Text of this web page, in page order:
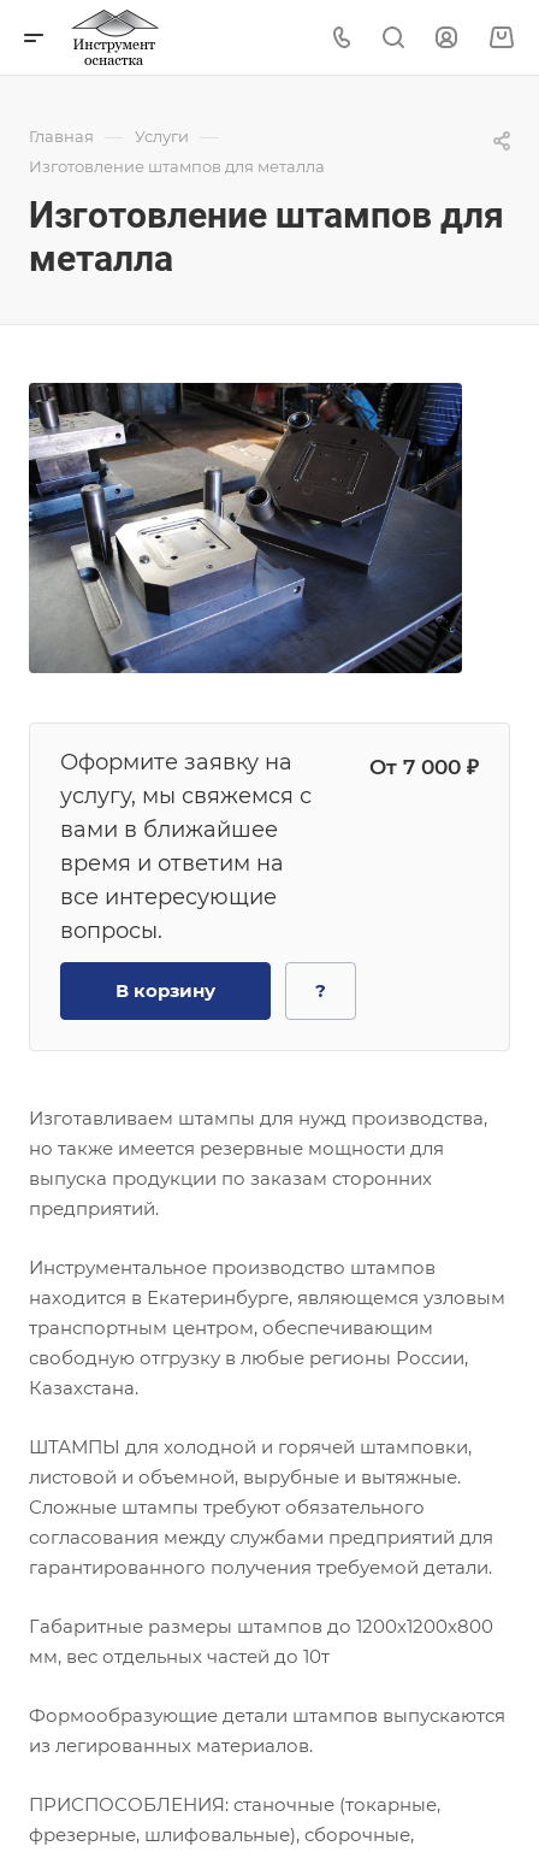
Главная — Услуги —
Изготовление штампов для металла
Изготовление штампов для
металла
Оформите заявку на
услугу, мы свяжемся с
вами в ближайшее
время и ответим на
все интересующие
вопросы.
От 7 000 ₽
В корзину ?
Изготавливаем штампы для нужд производства,
но также имеется резервные мощности для
выпуска продукции по заказам сторонних
предприятий.
Инструментальное производство штампов
находится в Екатеринбурге, являющемся узловым
транспортным центром, обеспечивающим
свободную отгрузку в любые регионы России,
Казахстана.
ШТАМПЫ для холодной и горячей штамповки,
листовой и объемной, вырубные и вытяжные.
Сложные штампы требуют обязательного
согласования между службами предприятий для
гарантированного получения требуемой детали.
Габаритные размеры штампов до 1200х1200х800
мм, вес отдельных частей до 10т
Формообразующие детали штампов выпускаются
из легированных материалов.
ПРИСПОСОБЛЕНИЯ: станочные (токарные,
фрезерные, шлифовальные), сборочные,